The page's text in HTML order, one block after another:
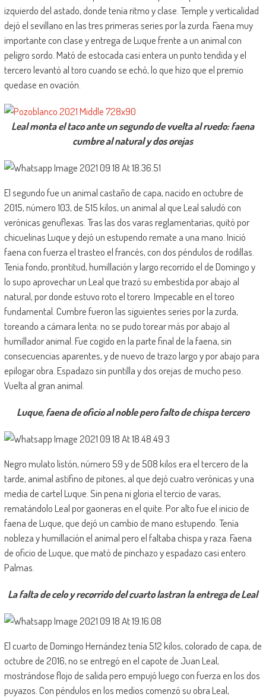
izquierdo del astado, donde tenía ritmo y clase. Temple y verticalidad
dejó el sevillano en las tres primeras series por la zurda. Faena muy
importante con clase y entrega de Luque frente a un animal con
peligro sordo. Mató de estocada casi entera un punto tendida y el
tercero levantó al toro cuando se echó, lo que hizo que el premio
quedase en ovación.
Leal monta el taco ante un segundo de vuelta al ruedo: faena
cumbre al natural y dos orejas
El segundo fue un animal castaño de capa, nacido en octubre de
2015, número 103, de 515 kilos, un animal al que Leal saludó con
verónicas genuflexas. Tras las dos varas reglamentarias, quitó por
chicuelinas Luque y dejó un estupendo remate a una mano. Inició
faena con fuerza el trasteo el francés, con dos péndulos de rodillas.
Tenía fondo, prontitud, humillación y largo recorrido el de Domingo y
lo supo aprovechar un Leal que trazó su embestida por abajo al
natural, por donde estuvo roto el torero. Impecable en el toreo
fundamental. Cumbre fueron las siguientes series por la zurda,
toreando a cámara lenta: no se pudo torear más por abajo al
humillador animal. Fue cogido en la parte final de la faena, sin
consecuencias aparentes, y de nuevo de trazo largo y por abajo para
epilogar obra. Espadazo sin puntilla y dos orejas de mucho peso.
Vuelta al gran animal.
Luque, faena de oficio al noble pero falto de chispa tercero
Negro mulato listón, número 59 y de 508 kilos era el tercero de la
tarde, animal astifino de pitones, al que dejó cuatro verónicas y una
media de cartel Luque. Sin pena ni gloria el tercio de varas,
rematándolo Leal por gaoneras en el quite. Por alto fue el inicio de
faena de Luque, que dejó un cambio de mano estupendo. Tenía
nobleza y humillación el animal pero el faltaba chispa y raza. Faena
de oficio de Luque, que mató de pinchazo y espadazo casi entero.
Palmas.
La falta de celo y recorrido del cuarto lastran la entrega de Leal
El cuarto de Domingo Hernández tenía 512 kilos, colorado de capa, de
octubre de 2016, no se entregó en el capote de Juan Leal,
mostrándose flojo de salida pero empujó luego con fuerza en los dos
puyazos. Con péndulos en los medios comenzó su obra Leal,